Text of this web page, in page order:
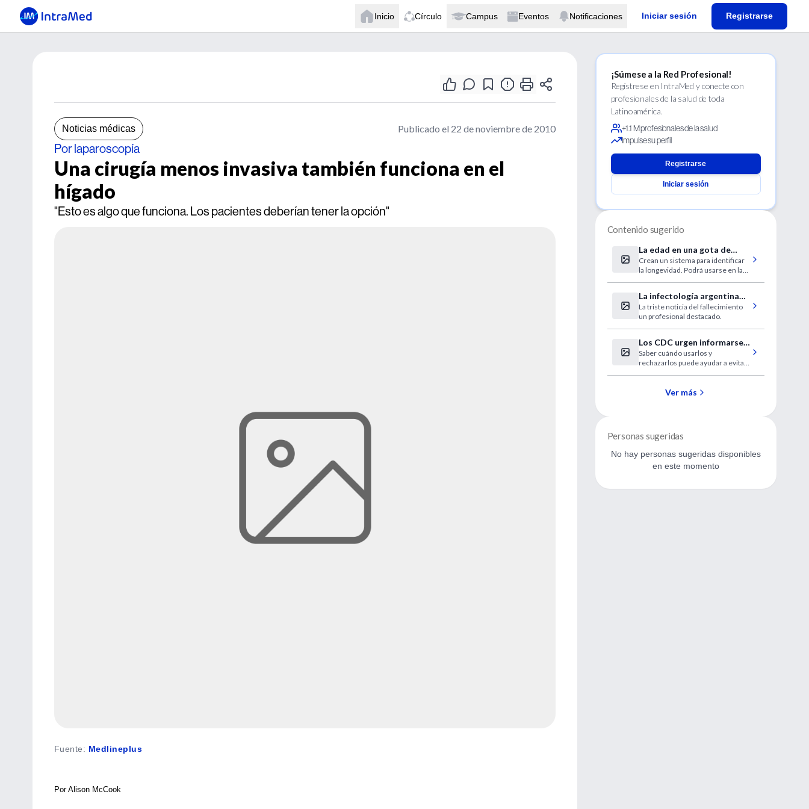
Inicio Círculo Campus Eventos Notificaciones Iniciar sesión Registrarse
Noticias médicas Publicado el 22 de noviembre de 2010
Por laparoscopía
Una cirugía menos invasiva también funciona en el
hígado
"Esto es algo que funciona. Los pacientes deberían tener la opción"
Fuente: Medlineplus
Por Alison McCook
¡Súmese a la Red Profesional!
Regístrese en IntraMed y conecte con
profesionales de la salud de toda
Latinoamérica.
+1.1 M profesionales de la salud
Impulse su perfil
Registrarse
Iniciar sesión
Contenido sugerido
La edad en una gota de
sangre
Crean un sistema para identificar
la longevidad. Podrá usarse en la
La infectología argentina
de duelo
La triste noticia del fallecimiento
un profesional destacado.
Los CDC urgen informarse
sobre los antibióticos
Saber cuándo usarlos y
rechazarlos puede ayudar a evitar
Ver más
Personas sugeridas
No hay personas sugeridas disponibles
en este momento